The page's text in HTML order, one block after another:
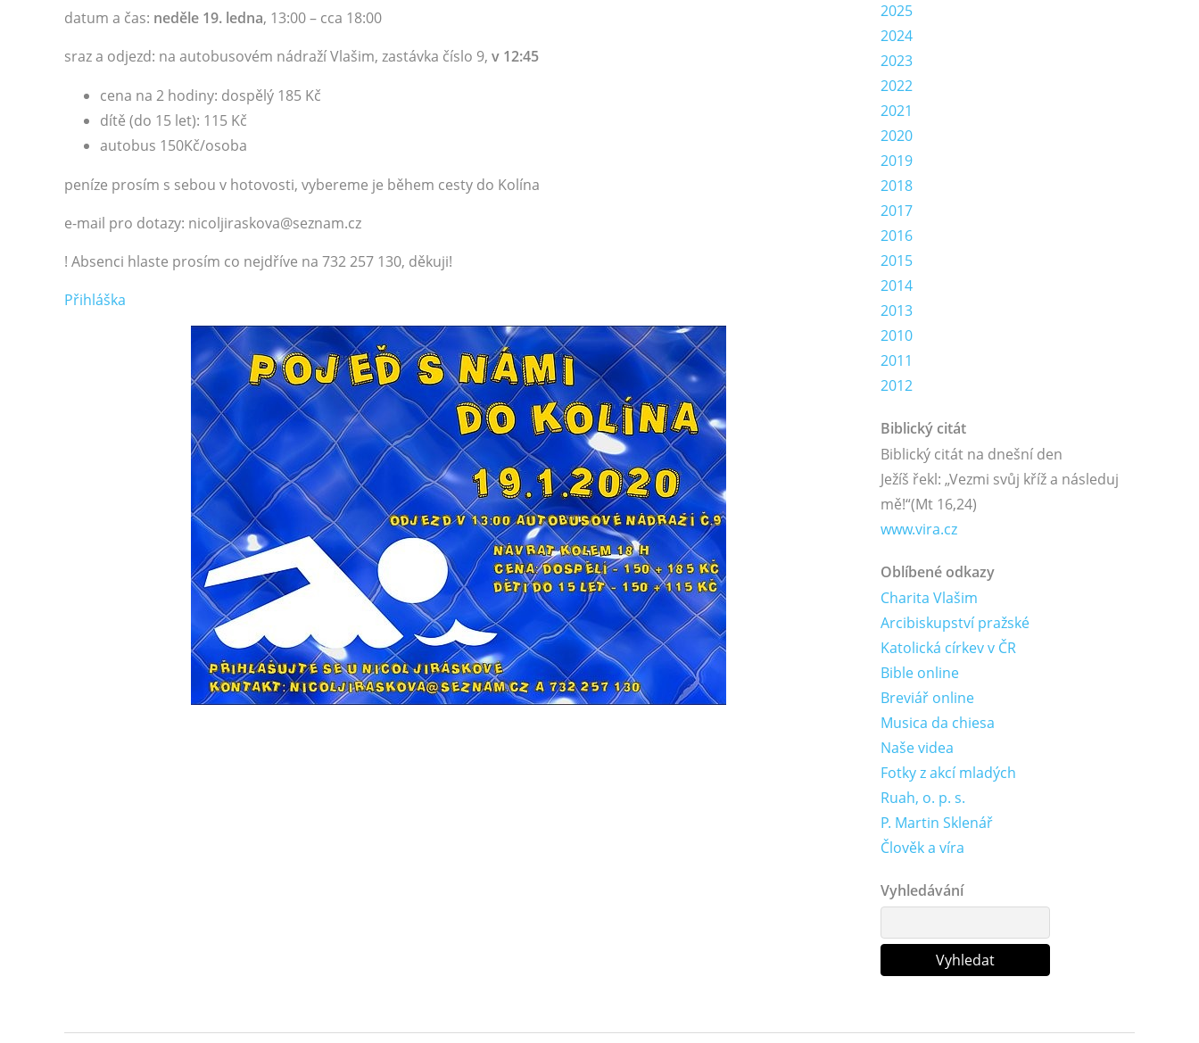
datum a čas: neděle 19. ledna, 13:00 – cca 18:00
sraz a odjezd: na autobusovém nádraží Vlašim, zastávka číslo 9, v 12:45
cena na 2 hodiny: dospělý 185 Kč
dítě (do 15 let): 115 Kč
autobus 150Kč/osoba
peníze prosím s sebou v hotovosti, vybereme je během cesty do Kolína
e-mail pro dotazy: nicoljiraskova@seznam.cz
! Absenci hlaste prosím co nejdříve na 732 257 130, děkuji!
Přihláška
2025
2024
2023
2022
2021
2020
2019
2018
2017
2016
2015
2014
2013
2010
2011
2012
Biblický citát
Biblický citát na dnešní den
Ježíš řekl: „Vezmi svůj kříž a následuj
mě!“(Mt 16,24)
www.vira.cz
Oblíbené odkazy
Charita Vlašim
Arcibiskupství pražské
Katolická církev v ČR
Bible online
Breviář online
Musica da chiesa
Naše videa
Fotky z akcí mladých
Ruah, o. p. s.
P. Martin Sklenář
Člověk a víra
Vyhledávání